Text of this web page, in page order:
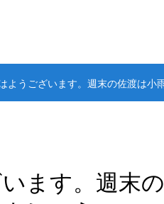
ようございます。週末の佐渡は小
ます。週末